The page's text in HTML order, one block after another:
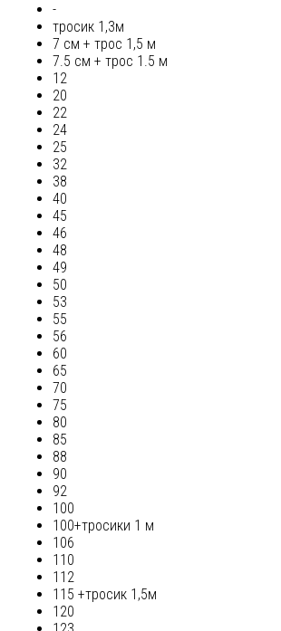
-
тросик 1,3м
7 см + трос 1,5 м
7.5 см + трос 1.5 м
12
20
22
24
25
32
38
40
45
46
48
49
50
53
55
56
60
65
70
75
80
85
88
90
92
100
100+тросики 1 м
106
110
112
115 +тросик 1,5м
120